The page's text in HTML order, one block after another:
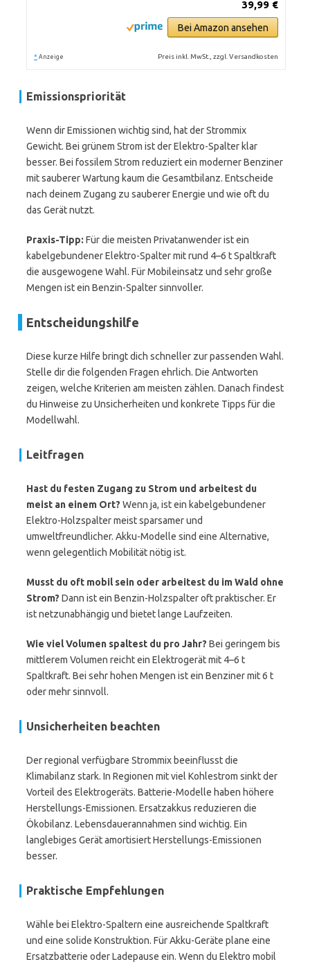
39,99 €
Bei Amazon ansehen
* Anzeige Preis inkl. MwSt., zzgl. Versandkosten
Emissionspriorität
Wenn dir Emissionen wichtig sind, hat der Strommix
Gewicht. Bei grünem Strom ist der Elektro-Spalter klar
besser. Bei fossilem Strom reduziert ein moderner Benziner
mit sauberer Wartung kaum die Gesamtbilanz. Entscheide
nach deinem Zugang zu sauberer Energie und wie oft du
das Gerät nutzt.
Praxis-Tipp: Für die meisten Privatanwender ist ein
kabelgebundener Elektro-Spalter mit rund 4–6 t Spaltkraft
die ausgewogene Wahl. Für Mobileinsatz und sehr große
Mengen ist ein Benzin-Spalter sinnvoller.
Entscheidungshilfe
Diese kurze Hilfe bringt dich schneller zur passenden Wahl.
Stelle dir die folgenden Fragen ehrlich. Die Antworten
zeigen, welche Kriterien am meisten zählen. Danach findest
du Hinweise zu Unsicherheiten und konkrete Tipps für die
Modellwahl.
Leitfragen
Hast du festen Zugang zu Strom und arbeitest du
meist an einem Ort? Wenn ja, ist ein kabelgebundener
Elektro-Holzspalter meist sparsamer und
umweltfreundlicher. Akku-Modelle sind eine Alternative,
wenn gelegentlich Mobilität nötig ist.
Musst du oft mobil sein oder arbeitest du im Wald ohne
Strom? Dann ist ein Benzin-Holzspalter oft praktischer. Er
ist netzunabhängig und bietet lange Laufzeiten.
Wie viel Volumen spaltest du pro Jahr? Bei geringem bis
mittlerem Volumen reicht ein Elektrogerät mit 4–6 t
Spaltkraft. Bei sehr hohen Mengen ist ein Benziner mit 6 t
oder mehr sinnvoll.
Unsicherheiten beachten
Der regional verfügbare Strommix beeinflusst die
Klimabilanz stark. In Regionen mit viel Kohlestrom sinkt der
Vorteil des Elektrogeräts. Batterie-Modelle haben höhere
Herstellungs-Emissionen. Ersatzakkus reduzieren die
Ökobilanz. Lebensdauerannahmen sind wichtig. Ein
langlebiges Gerät amortisiert Herstellungs-Emissionen
besser.
Praktische Empfehlungen
Wähle bei Elektro-Spaltern eine ausreichende Spaltkraft
und eine solide Konstruktion. Für Akku-Geräte plane eine
Ersatzbatterie oder Ladepause ein. Wenn du Elektro mobil